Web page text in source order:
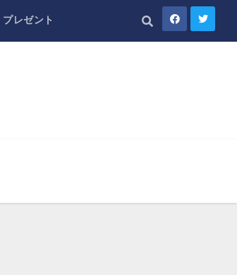
プレゼント